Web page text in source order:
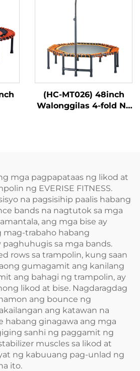
(HC-MT026) 48inch
Walonggilas 4-fold Na
mga pagpapataas ng likod at
ng EVERISE FITNESS.
na pagsisihip paalis habang
bands na nagtutok sa mga
ang mga bise ay
mag-trabaho habang
sa mga bands.
rows sa trampolin, kung saan
gumagamit ang kanilang
ang bahagi ng trampolin, ay
likod at bise. Nagdaragdag
ang bounce ng
ang katawan na
habang ginagawa ang mga
sanhi ng paggamit ng
muscles sa likod at
ng kabuuang pag-unlad ng
ito.